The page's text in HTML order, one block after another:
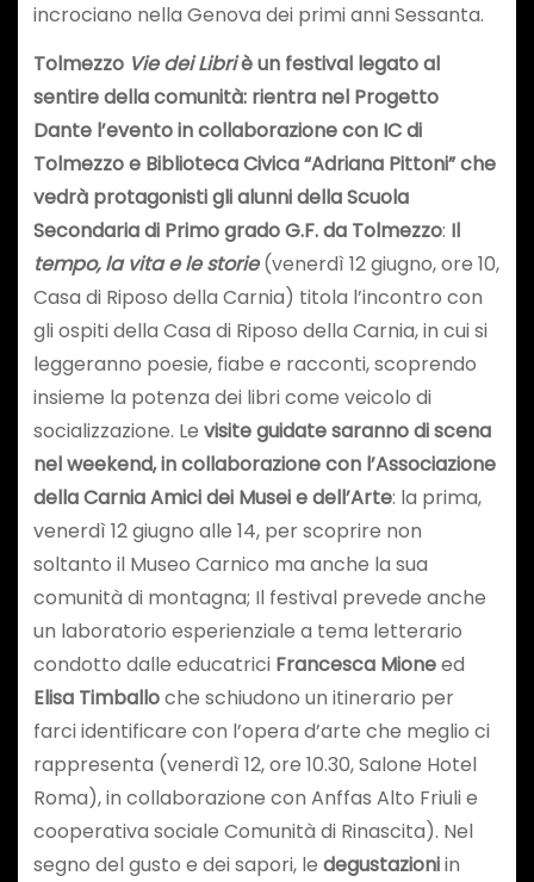
incrociano nella Genova dei primi anni Sessanta.
Tolmezzo Vie dei Libriè un festival legato al
sentire della comunità: rientra nelProgetto
Dante l’evento incollaborazione con IC di
Tolmezzo e Biblioteca Civica “Adriana Pittoni”che
vedrà protagonistigli alunni della Scuola
Secondaria di Primo grado G.F. da Tolmezzo: Il
tempo, la vita e le storie(venerdì 12 giugno, ore 10,
Casa di Riposo della Carnia) titola l’incontro con
gli ospiti della Casa di Riposo della Carnia, in cui si
leggeranno poesie, fiabe e racconti, scoprendo
insieme la potenza dei libri come veicolo di
socializzazione. Le visite guidate saranno di scena
nel weekend, in collaborazione con l’Associazione
della Carnia Amicidei Musei e dell’Arte: la prima,
venerdì 12 giugno alle 14, per scoprire non
soltanto il Museo Carnico ma anche la sua
comunità di montagna; Il festival prevede anche
un laboratorio esperienziale a tema letterario
condotto dalle educatrici Francesca Mioneed
Elisa Timballoche schiudono un itinerario per
farci identificare con l’opera d’arte che meglio ci
rappresenta (venerdì 12, ore 10.30, Salone Hotel
Roma), in collaborazione con Anffas Alto Friuli e
cooperativa sociale Comunità di Rinascita). Nel
segno del gusto e dei sapori, le degustazioniin